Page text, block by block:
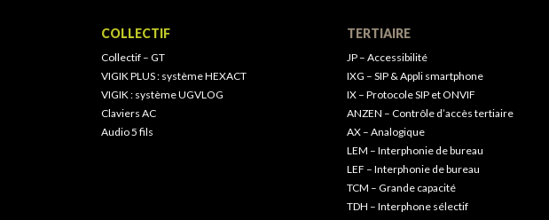
COLLECTIF
Collectif – GT
VIGIK PLUS : système HEXACT
VIGIK : système UGVLOG
Claviers AC
Audio 5 fils
TERTIAIRE
JP – Accessibilité
IXG – SIP & Appli smartphone
IX – Protocole SIP et ONVIF
ANZEN – Contrôle d’accès tertiaire
AX – Analogique
LEM – Interphonie de bureau
LEF – Interphonie de bureau
TCM – Grande capacité
TDH – Interphone sélectif